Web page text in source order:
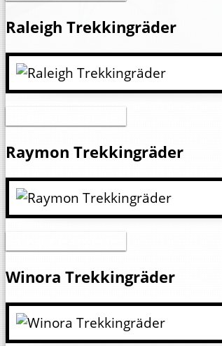
Raleigh Trekkingräder
Raymon Trekkingräder
Winora Trekkingräder